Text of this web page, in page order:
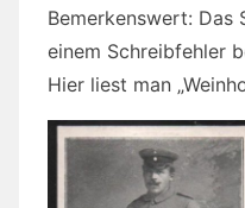
Bemerkenswert: Das
einem Schreibfehler
Hier liest man